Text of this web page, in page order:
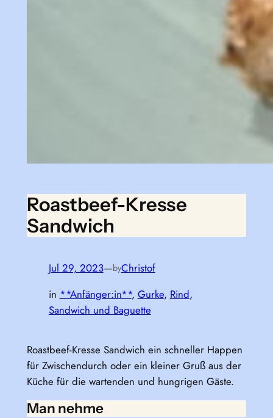
Roastbeef-Kresse
Sandwich
Jul 29, 2023—byChristof
in **Anfänger:in**, Gurke, Rind
Sandwich und Baguette
Roastbeef-Kresse Sandwich ein schneller Happen
für Zwischendurch oder ein kleiner Gruß aus der
Küche für die wartenden und hungrigen Gäste.
Man nehme